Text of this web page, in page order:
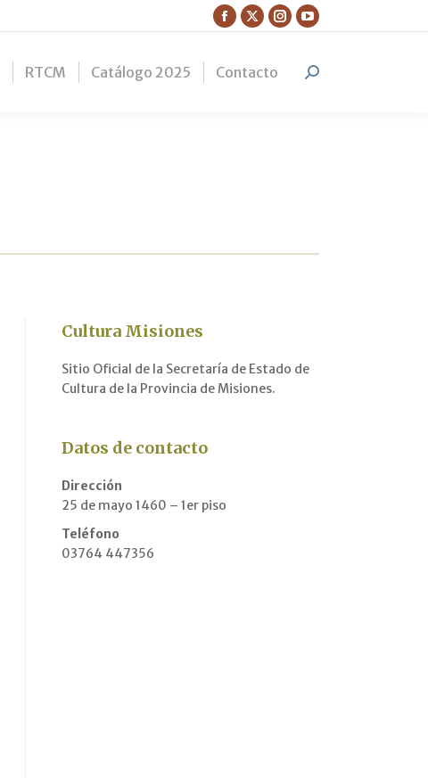
Facebook
opens
X
opens
Instagram
opens
YouTube
opens
RTCM Catálogo 2025 Contacto Search:
Cultura Misiones
Sitio Oficial de la Secretaría de Estado de
Cultura de la Provincia de Misiones.
Datos de contacto
Dirección
25 de mayo 1460 – 1er piso
Teléfono
03764 447356